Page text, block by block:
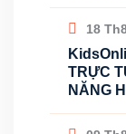
18
TRỰC
NĂNG